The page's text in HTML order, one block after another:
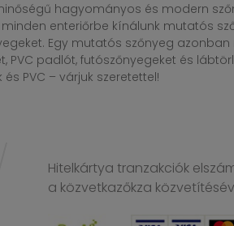
hagyományos és modern
enteriőrbe kínálunk mutatós
Egy mutatós szőnyeg
PVC padlót, futószőnyegeket és
és PVC – várjuk szeretettel!
Hitelkártya tranzakciók
a közvetkazőkza